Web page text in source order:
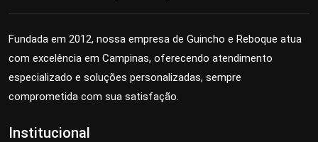
Fundada em 2012, nossa empresa de Guincho e Reboque atua
com excelência em Campinas, oferecendo atendimento
especializado e soluções personalizadas, sempre
comprometida com sua satisfação.
Institucional